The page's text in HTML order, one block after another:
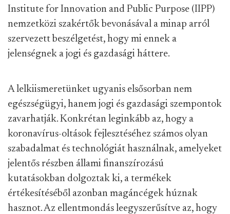
Institute for Innovation and Public Purpose (IIPP)
nemzetközi szakértők bevonásával a minap arról
szervezett beszélgetést, hogy mi ennek a
jelenségnek a jogi és gazdasági háttere.
A lelkiismeretünket ugyanis elsősorban nem
egészségügyi, hanem jogi és gazdasági szempontok
zavarhatják. Konkrétan leginkább az, hogy a
koronavírus-oltások fejlesztéséhez számos olyan
szabadalmat és technológiát használnak, amelyeket
jelentős részben állami finanszírozású
kutatásokban dolgoztak ki, a termékek
értékesítéséből azonban magáncégek húznak
hasznot. Az ellentmondás leegyszerűsítve az, hogy